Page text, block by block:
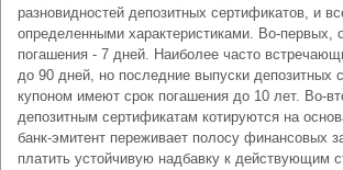
разновидностей депозитных сертификатов, и
определенными характеристиками. Во-
погашения - 7 дней. Наиболее часто
до 90 дней, но последние выпуски депозитных
купоном имеют срок погашения до 10 лет. Во-
депозитным сертификатам котируются на
банк-эмитент переживает полосу финансовых
платить устойчивую надбавку к действующим